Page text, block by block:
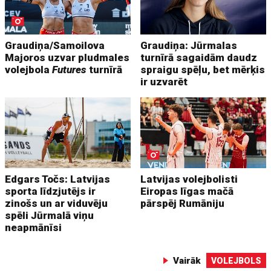
Graudiņa/Samoilova
Majoros uzvar pludmales
volejbolaFutures turnīrā
Graudiņa: Jūrmalas
turnīrā sagaidām daudz
spraigu spēļu, bet mērķis
ir uzvarēt
Edgars Točs: Latvijas
sporta līdzjutējs ir
zinošs un ar viduvēju
spēli Jūrmalā viņu
neapmānīsi
Latvijas volejbolisti
Eiropas līgas mačā
pārspēj Rumāniju
Vairāk VOLEJBOLS